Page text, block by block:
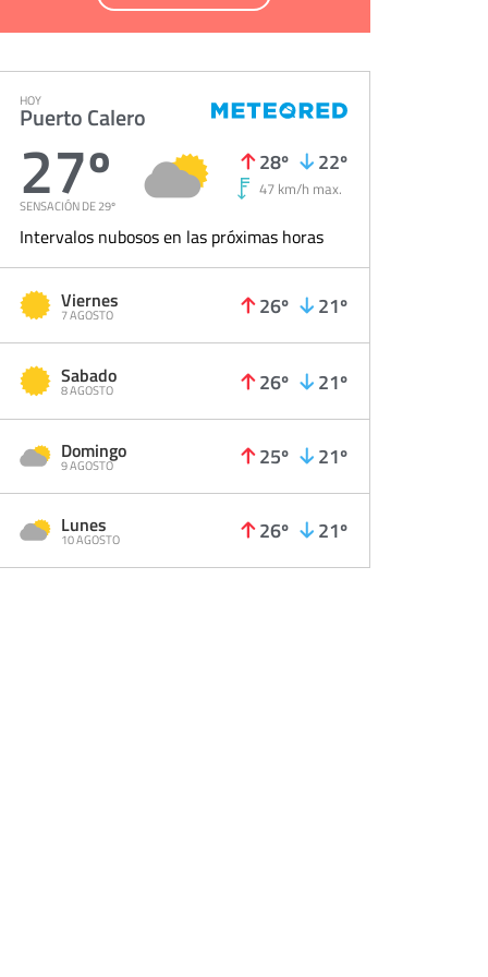
HOY
Puerto Calero
27º
SENSACIÓN DE 29º
28º 22º
47 km/h max.
Intervalos nubosos en las próximas horas
Viernes
7 AGOSTO 26º 21º
Sabado
8 AGOSTO 26º 21º
Domingo
9 AGOSTO 25º 21º
Lunes
10 AGOSTO 26º 21º